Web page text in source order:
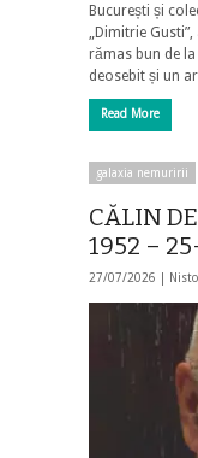
București și
„Dimitrie
rămas bun de
deosebit și un
Read More
galaxia nemuririi
CĂLIN
1952 –
27/07/2026 |